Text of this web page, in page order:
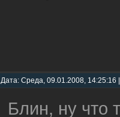
Дата: Среда, 09.01.2008,
Блин, ну что